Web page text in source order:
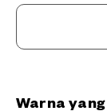
Warna